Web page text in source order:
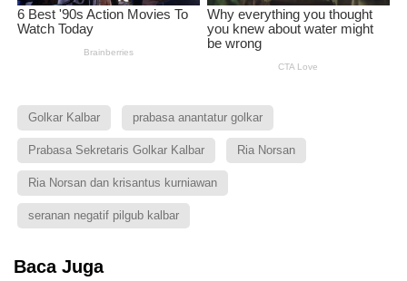
Golkar Kalbar prabasa anantatur golkar
Prabasa Sekretaris Golkar Kalbar Ria Norsan
Ria Norsan dan krisantus kurniawan
seranan negatif pilgub kalbar
Baca Juga